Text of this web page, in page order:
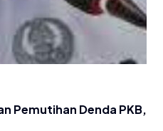
Pemutihan Denda PKB,